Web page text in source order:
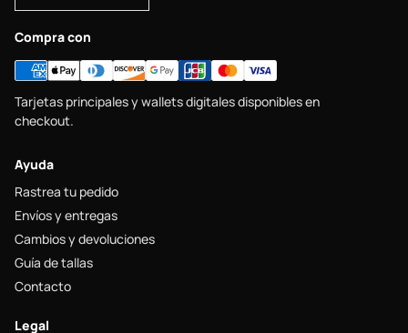
Compra con
Tarjetas principales y wallets digitales disponibles en
checkout.
Ayuda
Rastrea tu pedido
Envíos y entregas
Cambios y devoluciones
Guía de tallas
Contacto
Legal